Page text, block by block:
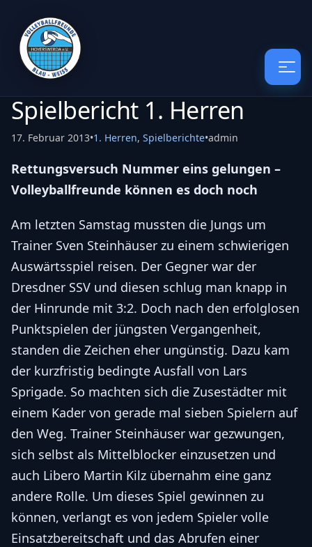
Spielbericht 1. Herren
17. Februar 2013•1. Herren, Spielberichte•admin
Rettungsversuch Nummer eins gelungen –
Volleyballfreunde können es doch noch
Am letzten Samstag mussten die Jungs um
Trainer Sven Steinhäuser zu einem schwierigen
Auswärtsspiel reisen. Der Gegner war der
Dresdner SSV und diesen schlug man knapp in
der Hinrunde mit 3:2. Doch nach den erfolglosen
Punktspielen der jüngsten Vergangenheit,
standen die Zeichen eher ungünstig. Dazu kam
der kurzfristig bedingte Ausfall von Lars
Sprigade. So machten sich die Zusestädter mit
einem Kader von gerade mal sieben Spielern auf
den Weg. Trainer Steinhäuser war gezwungen,
sich selbst als Mittelblocker einzusetzen und
auch Libero Martin Kilz übernahm eine ganz
andere Rolle. Um dieses Spiel gewinnen zu
können, verlangt es von jedem Spieler volle
Einsatzbereitschaft und das Abrufen einer